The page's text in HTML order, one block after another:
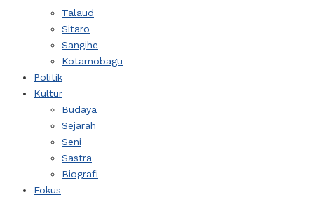
Talaud
Sitaro
Sangihe
Kotamobagu
Politik
Kultur
Budaya
Sejarah
Seni
Sastra
Biografi
Fokus